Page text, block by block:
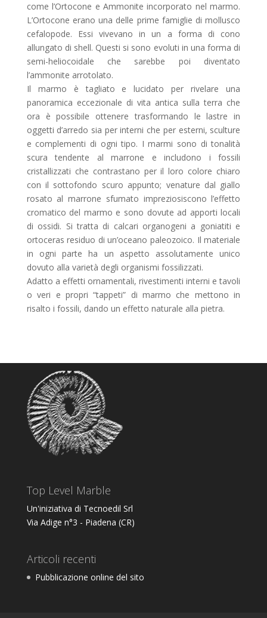
come l’Ortocone e Ammonite incorporato nel marmo.
L’Ortocone erano una delle prime famiglie di mollusco
cefalopode. Essi vivevano in un a forma di cono
allungato di shell. Questi si sono evoluti in una forma di
semi-heliocoidale che sarebbe poi diventato
l’ammonite arrotolato.
Il marmo è tagliato e lucidato per rivelare una
panoramica eccezionale di vita antica sulla terra che
ora è possibile ottenere trasformando le lastre in
oggetti d’arredo sia per interni che per esterni, sculture
e complementi di ogni tipo. I marmi sono di tonalità
scura tendente al marrone e includono i fossili
cristallizzati che contrastano per il loro colore chiaro
con il sottofondo scuro appunto; venature dal giallo
rosato al marrone sfumato impreziosiscono l’effetto
cromatico del marmo e sono dovute ad apporti locali
di ossidi. Si tratta di calcari organogeni a goniatiti e
ortoceras residuo di un’oceano paleozoico. Il materiale
in ogni parte ha un aspetto assolutamente unico
dovuto alla varietà degli organismi fossilizzati.
Adatto a effetti ornamentali, rivestimenti interni e tavoli
o veri e propri “tappeti” di marmo che mettono in
risalto i fossili, dando un effetto naturale alla pietra.
Top Level Marble
Un'iniziativa di Tecnoedil Srl
Via Adige n°3 - Piadena (CR)
Articoli recenti
Pubblicazione online del sito